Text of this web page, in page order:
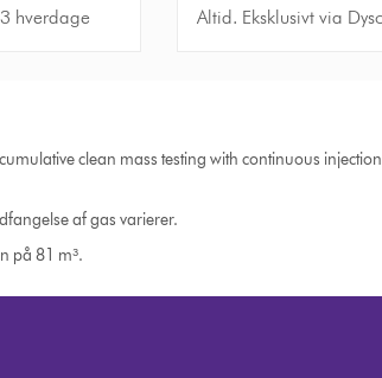
hverdage Altid. Eksklusivt via
clean mass testing with continuous
af gas varierer.
på 81 m³.